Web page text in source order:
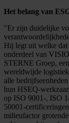
Het belang van
"Er zijn duidelijke
Hij legt uit welke dat
onderdeel van
STERNE Groep,
wereldwijde
alle
hun HSEQ-
op ISO 9001-, ISO
50001-
milieufactor